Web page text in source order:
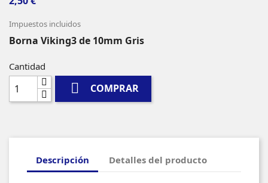
Impuestos incluidos
Borna Viking3 de 10mm Gris
Cantidad
 COMPRAR
Descripción Detalles del producto